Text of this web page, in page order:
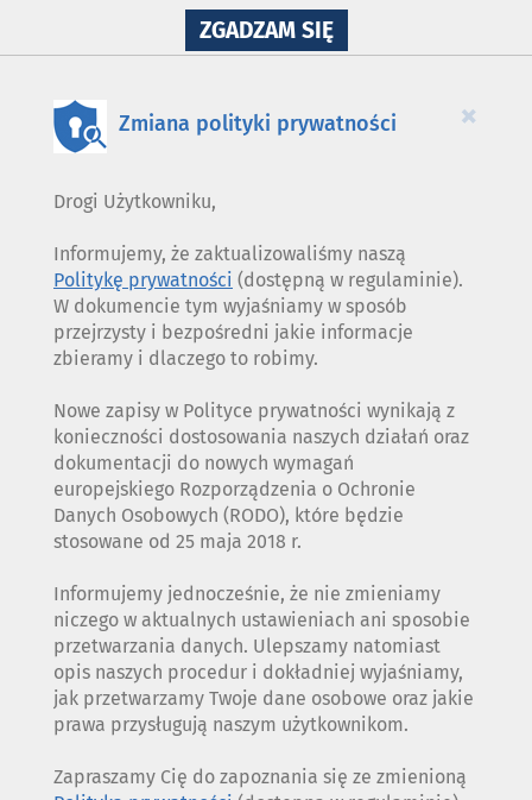
ZGADZAM SIĘNA
WYKORZYSTANIE
×
Zmiana polityki prywatności
Drogi Użytkowniku,
Informujemy, że zaktualizowaliśmy naszą
Politykę prywatności (dostępną w regulaminie).
W dokumencie tym wyjaśniamy w sposób
przejrzysty i bezpośredni jakie informacje
zbieramy i dlaczego to robimy.
Nowe zapisy w Polityce prywatności wynikają z
konieczności dostosowania naszych działań oraz
dokumentacji do nowych wymagań
europejskiego Rozporządzenia o Ochronie
Danych Osobowych (RODO), które będzie
stosowane od 25 maja 2018 r.
Informujemy jednocześnie, że nie zmieniamy
niczego w aktualnych ustawieniach ani sposobie
przetwarzania danych. Ulepszamy natomiast
opis naszych procedur i dokładniej wyjaśniamy,
jak przetwarzamy Twoje dane osobowe oraz jakie
prawa przysługują naszym użytkownikom.
Zapraszamy Cię do zapoznania się ze zmienioną